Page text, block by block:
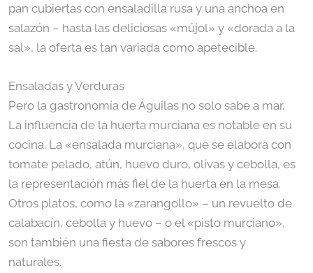
pan cubiertas con ensaladilla rusa y una anchoa en
salazón – hasta las deliciosas «mújol» y «dorada a la
sal», la oferta es tan variada como apetecible.
Ensaladas y Verduras
Pero la gastronomía de Águilas no solo sabe a mar.
La influencia de la huerta murciana es notable en su
cocina. La «ensalada murciana», que se elabora con
tomate pelado, atún, huevo duro, olivas y cebolla, es
la representación más fiel de la huerta en la mesa.
Otros platos, como la «zarangollo» – un revuelto de
calabacín, cebolla y huevo – o el «pisto murciano»,
son también una fiesta de sabores frescos y
naturales.